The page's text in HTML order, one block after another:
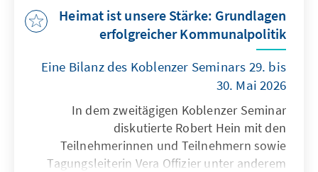
Heimat ist unsere Stärke: Grundlagen
erfolgreicher Kommunalpolitik
Eine Bilanz des Koblenzer Seminars 29. bis
30. Mai 2026
In dem zweitägigen Koblenzer Seminar
diskutierte Robert Hein mit den
Teilnehmerinnen und Teilnehmern sowie
Tagungsleiterin Vera Offizier unter anderem